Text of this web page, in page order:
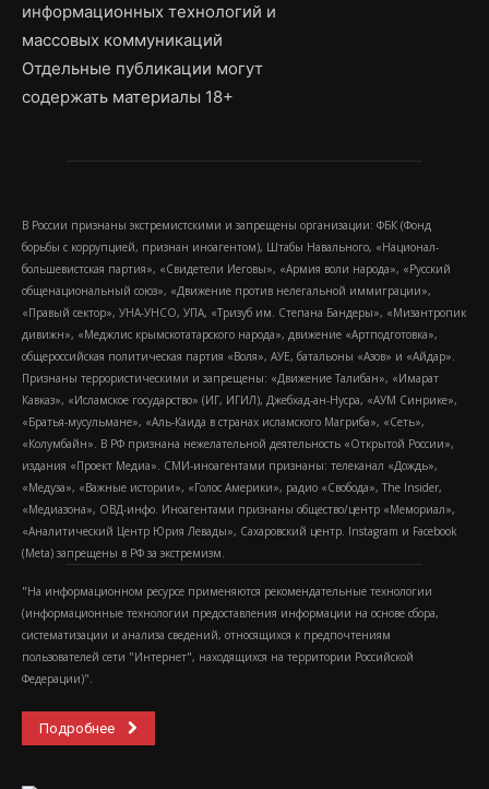
информационных технологий и
массовых коммуникаций
Отдельные публикации могут
содержать материалы 18+
В России признаны экстремистскими и запрещены организации: ФБК (Фонд
борьбы с коррупцией, признан иноагентом), Штабы Навального, «Национал-
большевистская партия», «Свидетели Иеговы», «Армия воли народа», «Русский
общенациональный союз», «Движение против нелегальной иммиграции»,
«Правый сектор», УНА-УНСО, УПА, «Тризуб им. Степана Бандеры», «Мизантропик
дивижн», «Меджлис крымскотатарского народа», движение «Артподготовка»,
общероссийская политическая партия «Воля», АУЕ, батальоны «Азов» и «Айдар».
Признаны террористическими и запрещены: «Движение Талибан», «Имарат
Кавказ», «Исламское государство» (ИГ, ИГИЛ), Джебхад-ан-Нусра, «АУМ Синрике»,
«Братья-мусульмане», «Аль-Каида в странах исламского Магриба», «Сеть»,
«Колумбайн». В РФ признана нежелательной деятельность «Открытой России»,
издания «Проект Медиа». СМИ-иноагентами признаны: телеканал «Дождь»,
«Медуза», «Важные истории», «Голос Америки», радио «Свобода», The Insider,
«Медиазона», ОВД-инфо. Иноагентами признаны общество/центр «Мемориал»,
«Аналитический Центр Юрия Левады», Сахаровский центр. Instagram и Facebook
(Metа) запрещены в РФ за экстремизм.
"На информационном ресурсе применяются рекомендательные технологии
(информационные технологии предоставления информации на основе сбора,
систематизации и анализа сведений, относящихся к предпочтениям
пользователей сети "Интернет", находящихся на территории Российской
Федерации)".
Подробнее